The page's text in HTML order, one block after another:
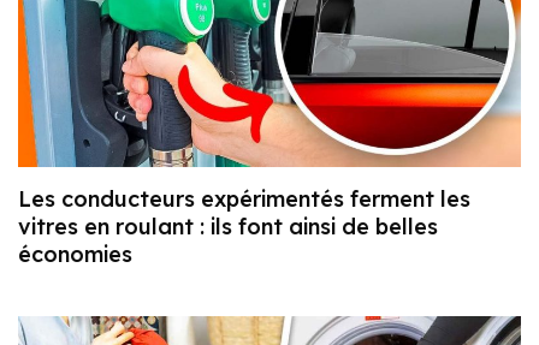
Les conducteurs expérimentés ferment les
vitres en roulant : ils font ainsi de belles
économies